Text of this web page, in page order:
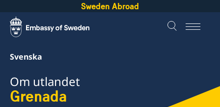
Sweden Abroad
Svenska
Om utlandet
Grenada